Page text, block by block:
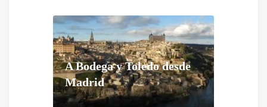
A Bodega y Toledo desde
Madrid